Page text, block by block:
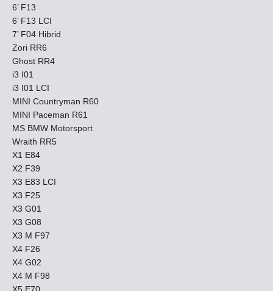
6’ F13
6’ F13 LCI
7’ F04 Hibrid
Zori RR6
Ghost RR4
i3 I01
i3 I01 LCI
MINI Countryman R60
MINI Paceman R61
MS BMW Motorsport
Wraith RR5
X1 E84
X2 F39
X3 E83 LCI
X3 F25
X3 G01
X3 G08
X3 M F97
X4 F26
X4 G02
X4 M F98